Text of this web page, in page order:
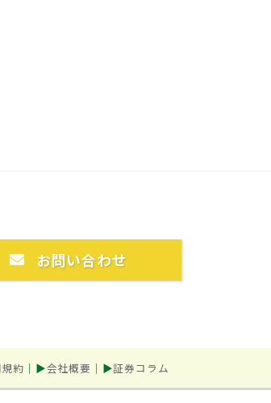
お問い合わせ
約 会社概要 証券コラム